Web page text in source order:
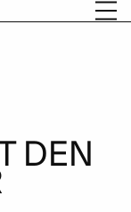
DEN